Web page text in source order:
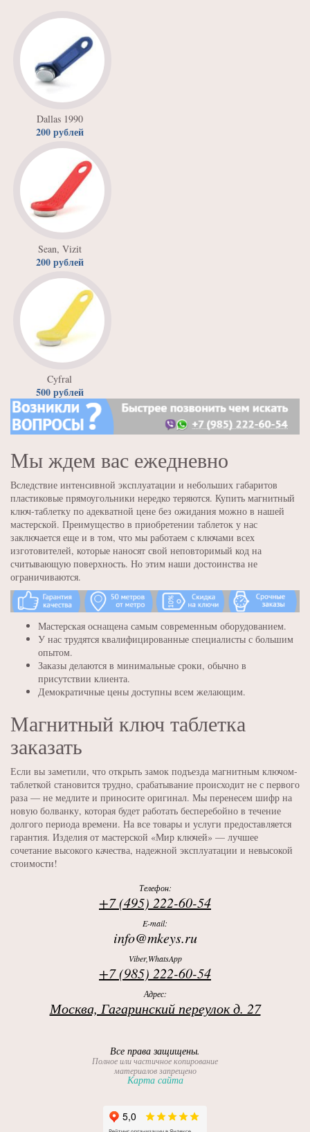
Dallas 1990
200 рублей
Sean, Vizit
200 рублей
Cyfral
500 рублей
Мы ждем вас ежедневно
Вследствие интенсивной эксплуатации и небольших габаритов
пластиковые прямоугольники нередко теряются. Купить магнитный
ключ-таблетку по адекватной цене без ожидания можно в нашей
мастерской. Преимущество в приобретении таблеток у нас
заключается еще и в том, что мы работаем с ключами всех
изготовителей, которые наносят свой неповторимый код на
считывающую поверхность. Но этим наши достоинства не
ограничиваются.
Мастерская оснащена самым современным оборудованием.
У нас трудятся квалифицированные специалисты с большим
опытом.
Заказы делаются в минимальные сроки, обычно в
присутствии клиента.
Демократичные цены доступны всем желающим.
Магнитный ключ таблетка
заказать
Если вы заметили, что открыть замок подъезда магнитным ключом-
таблеткой становится трудно, срабатывание происходит не с первого
раза — не медлите и приносите оригинал. Мы перенесем шифр на
новую болванку, которая будет работать бесперебойно в течение
долгого периода времени. На все товары и услуги предоставляется
гарантия. Изделия от мастерской «Мир ключей» — лучшее
сочетание высокого качества, надежной эксплуатации и невысокой
стоимости!
Телефон:
+7 (495) 222-60-54
E-mail:
info@mkeys.ru
Viber,WhatsApp
+7 (985) 222-60-54
Адрес:
Москва, Гагаринский переулок д. 27
Все права защищены.
Полное или частичное копирование
материалов запрещено
Карта сайта